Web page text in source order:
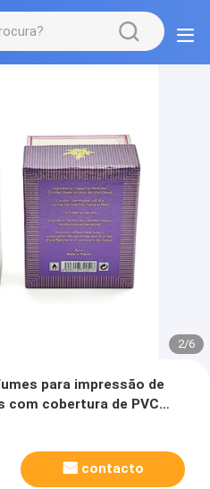
2/6
para impressão de
com cobertura de PVC
papelão
contacto